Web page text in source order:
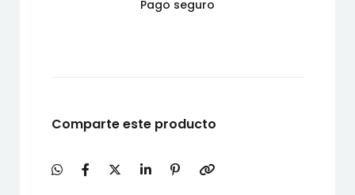
Pago seguro
Comparte este producto